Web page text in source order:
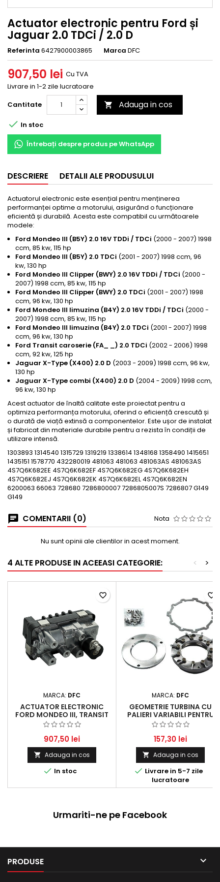
Actuator electronic pentru Ford și
Jaguar 2.0 TDCi / 2.0 D
Referinta 6427900003865 Marca DFC
907,50 lei Cu TVA
Livrare in 1-2 zile lucratoare
Cantitate
 Adauga in cos
 In stoc
Întrebați despre produs pe WhatsApp
DESCRIERE DETALII ALE PRODUSULUI
Actuatorul electronic este esențial pentru menținerea
performanței optime a motorului, asigurând o funcționare
eficientă și durabilă. Acesta este compatibil cu următoarele
modele:
Ford Mondeo III (B5Y) 2.0 16V TDDi / TDCi (2000 - 2007) 1998
ccm, 85 kw, 115 hp
Ford Mondeo III (B5Y) 2.0 TDCi (2001 - 2007) 1998 ccm, 96
kw, 130 hp
Ford Mondeo III Clipper (BWY) 2.0 16V TDDi / TDCi (2000 -
2007) 1998 ccm, 85 kw, 115 hp
Ford Mondeo III Clipper (BWY) 2.0 TDCi (2001 - 2007) 1998
ccm, 96 kw, 130 hp
Ford Mondeo III limuzina (B4Y) 2.0 16V TDDi / TDCi (2000 -
2007) 1998 ccm, 85 kw, 115 hp
Ford Mondeo III limuzina (B4Y) 2.0 TDCi (2001 - 2007) 1998
ccm, 96 kw, 130 hp
Ford Transit caroserie (FA_ _) 2.0 TDCi (2002 - 2006) 1998
ccm, 92 kw, 125 hp
Jaguar X-Type (X400) 2.0 D (2003 - 2009) 1998 ccm, 96 kw,
130 hp
Jaguar X-Type combi (X400) 2.0 D (2004 - 2009) 1998 ccm,
96 kw, 130 hp
Acest actuator de înaltă calitate este proiectat pentru a
optimiza performanța motorului, oferind o eficiență crescută și
o durată de viață extinsă a componentelor. Este ușor de instalat
și fabricat din materiale durabile pentru a rezista în condiții de
utilizare intensă.
1303893 1314540 1315729 1319219 1338614 1348168 1358490 1415651
1435151 1578770 432280019 481063 481063 481063AS 481063AS
4S7Q6K682EE 4S7Q6K682EF 4S7Q6K682EG 4S7Q6K682EH
4S7Q6K682EJ 4S7Q6K682EK 4S7Q6K682EL 4S7Q6K682EN
6200063 66063 728680 7286800007 7286805007S 7286807 G149
G149
COMENTARII (0) Nota
Nu sunt opinii ale clientilor in acest moment.
4 ALTE PRODUSE IN ACEEASI CATEGORIE: >
<
MARCA: DFC
ACTUATOR ELECTRONIC
FORD MONDEO III, TRANSIT
CAROSERIE ȘI JAGUAR X-
TYPE - 2.0 TDDI / TDCI / D
907,50 lei
 Adauga in cos
 In stoc
favorite_border
MARCA: DFC
GEOMETRIE TURBINA CU
PALIERI VARIABILI PENTRU
AUDI A4, A6, A8, SKODA
SUPERB ȘI VW PASSAT - 1.9
TDI ȘI 2.0 TDI
157,30 lei
 Adauga in cos
 Livrare in 5-7 zile
lucratoare
favorite_border
Urmariti-ne pe Facebook
PRODUSE 